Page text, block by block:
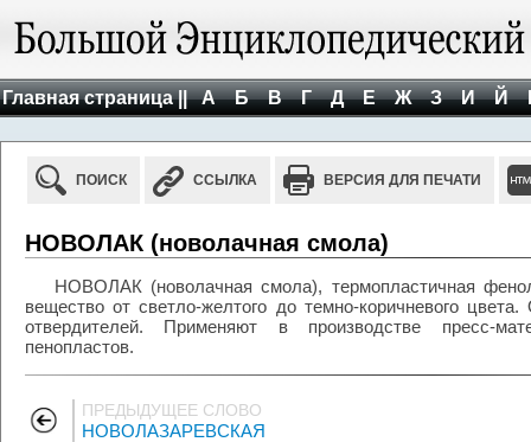
Главная страница || А Б В Г Д Е Ж З И Й
ПОИСК ССЫЛКА ВЕРСИЯ ДЛЯ ПЕЧАТИ
НОВОЛАК (новолачная смола)
НОВОЛАК (новолачная смола), термопластичная
вещество от светло-желтого до темно-коричневого
отвердителей. Применяют в производстве пресс-
пенопластов.
ПРЕДЫДУЩЕЕ СЛОВО
НОВОЛАЗАРЕВСКАЯ